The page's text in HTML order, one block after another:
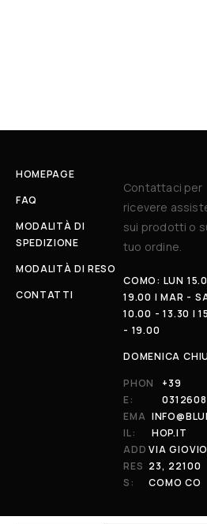
HOMEPAGE
FAQ
MODALITÀ DI
SPEDIZIONE
MODALITÀ DI RESO
CONTATTI
Contattaci per
ricevere
sui prodotti o
tuo ordine.
COMO: LUN
19.00 | MAR -
10.00 - 13.30 |
- 19.00
DOMENICA
PHON
E:
+39
EMA
IL:
HOP.IT
ADD
RES
S:
VIA
23, 22100
COMO CO